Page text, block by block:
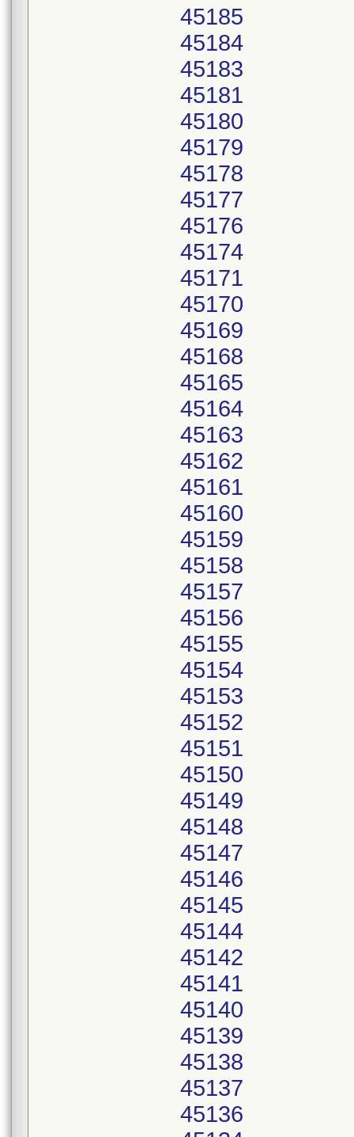
45185
45184
45183
45181
45180
45179
45178
45177
45176
45174
45171
45170
45169
45168
45165
45164
45163
45162
45161
45160
45159
45158
45157
45156
45155
45154
45153
45152
45151
45150
45149
45148
45147
45146
45145
45144
45142
45141
45140
45139
45138
45137
45136